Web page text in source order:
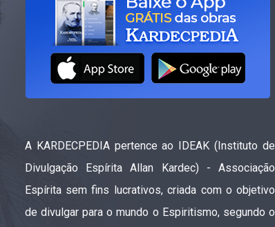
A KARDECPEDIA pertence ao IDEAK (Instituto de
Divulgação Espírita Allan Kardec) - Associação
Espírita sem fins lucrativos, criada com o objetivo
de divulgar para o mundo o Espiritismo, segundo o